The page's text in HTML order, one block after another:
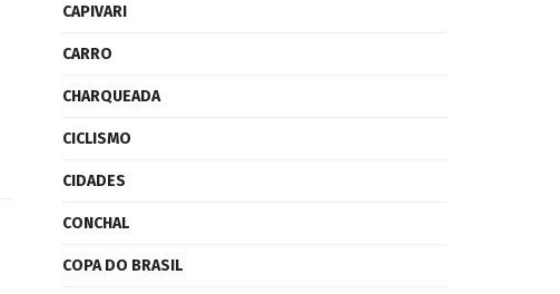
CAPIVARI
CARRO
CHARQUEADA
CICLISMO
CIDADES
CONCHAL
COPA DO BRASIL